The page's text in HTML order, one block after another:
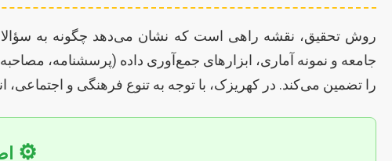
روش تحقیق، نقشه راهی است که نشان می‌دهد چگونه به
جامعه و نمونه آماری، ابزارهای جمع‌آوری داده (پرسشنامه،
را تضمین می‌کند. در کهریزک، با توجه به تنوع فرهنگی و
⚙️